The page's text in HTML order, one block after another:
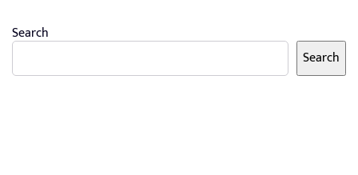
Search
Search